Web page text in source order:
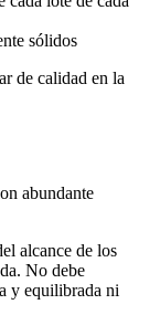
sólidos
de calidad en la
abundante
alcance de los
No debe
y equilibrada ni